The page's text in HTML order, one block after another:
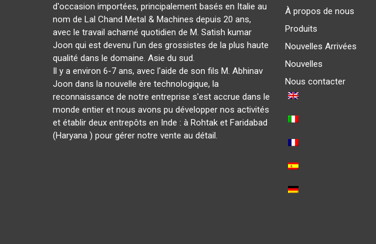
d'occasion importées, principalement basés en Italie au
nom de Lal Chand Metal & Machines depuis 20 ans,
avec le travail acharné quotidien de M. Satish kumar
Joon qui est devenu l'un des grossistes de la plus haute
qualité dans le domaine. Asie du sud.
Il y a environ 6-7 ans, avec l'aide de son fils M. Abhinav
Joon dans la nouvelle ère technologique, la
reconnaissance de notre entreprise s'est accrue dans le
monde entier et nous avons pu développer nos activités
et établir deux entrepôts en Inde : à Rohtak et Faridabad
(Haryana ) pour gérer notre vente au détail.
À propos de nous
Produits
Nouvelles Arrivées
Nouvelles
Nous contacter